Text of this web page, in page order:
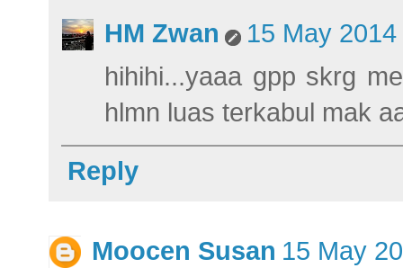
HM Zwan
15 May
hihihi...yaaa gpp skrg
hlmn luas terkabul mak
Reply
Moocen Susan 15 May